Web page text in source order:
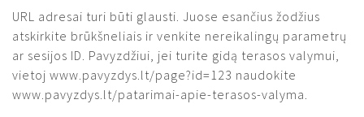
URL adresai turi būti glausti. Juose esančius žodžius
atskirkite brūkšneliais ir venkite nereikalingų parametrų
ar sesijos ID. Pavyzdžiui, jei turite gidą terasos valymui,
vietoj www.pavyzdys.lt/page?id=123 naudokite
www.pavyzdys.lt/patarimai-apie-terasos-valyma.